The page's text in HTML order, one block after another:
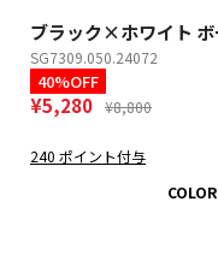
ブラック×ホワイト
SG7309.050.24072
40%OFF
¥5,280 ¥8,800
240 ポイント付与
COLOR